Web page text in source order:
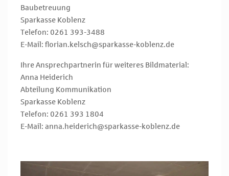
Baubetreuung
Sparkasse Koblenz
Telefon: 0261 393-3488
E-Mail: florian.kelsch@sparkasse-koblenz.de
Ihre Ansprechpartnerin für weiteres Bildmaterial:
Anna Heiderich
Abteilung Kommunikation
Sparkasse Koblenz
Telefon: 0261 393 1804
E-Mail: anna.heiderich@sparkasse-koblenz.de